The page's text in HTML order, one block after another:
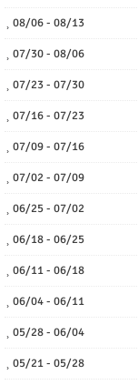
08/06 - 08/13
07/30 - 08/06
07/23 - 07/30
07/16 - 07/23
07/09 - 07/16
07/02 - 07/09
06/25 - 07/02
06/18 - 06/25
06/11 - 06/18
06/04 - 06/11
05/28 - 06/04
05/21 - 05/28